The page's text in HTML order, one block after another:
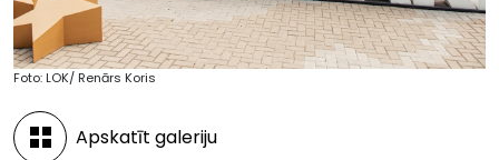
Foto: LOK/ Renārs Koris
Apskatīt galeriju